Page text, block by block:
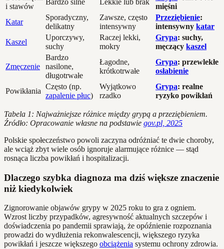
i stawów
mięśni
Katar
Sporadyczny,
delikatny
Zawsze, często
intensywny
Przeziębienie:
intensywny katar
Kaszel
Uporczywy,
suchy
Raczej lekki,
mokry
Grypa: suchy,
męczący kaszel
Zmęczenie
Bardzo
nasilone,
długotrwałe
Łagodne,
krótkotrwałe
Grypa: przewlekłe
osłabienie
Powikłania
Często (np.
zapalenie płuc)
Wyjątkowo
rzadko
Grypa: realne
ryzyko powikłań
Tabela 1: Najważniejsze różnice między grypą a przeziębieniem.
Źródło: Opracowanie własne na podstawie gov.pl, 2025
Polskie społeczeństwo powoli zaczyna odróżniać te dwie choroby,
ale wciąż zbyt wiele osób ignoruje alarmujące różnice — stąd
rosnąca liczba powikłań i hospitalizacji.
Dlaczego szybka diagnoza ma dziś większe znaczenie
niż kiedykolwiek
Zignorowanie objawów grypy w 2025 roku to gra z ogniem.
Wzrost liczby przypadków, agresywność aktualnych szczepów i
doświadczenia po pandemii sprawiają, że opóźnienie rozpoznania
prowadzi do wydłużenia rekonwalescencji, większego ryzyka
powikłań i jeszcze większego obciążenia systemu ochrony zdrowia.